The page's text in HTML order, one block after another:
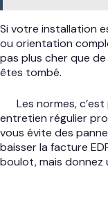
Si votre installation
ou orientation
pas plus cher que
êtes tombé.
Les normes,
entretien régulier
vous évite des
baisser la facture
boulot, mais donnez